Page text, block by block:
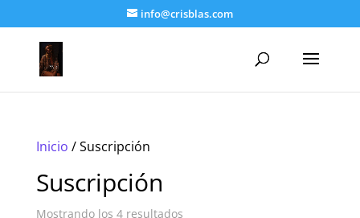
info@crisblas.com
Inicio / Suscripción
Suscripción
Mostrando los 4 resultados